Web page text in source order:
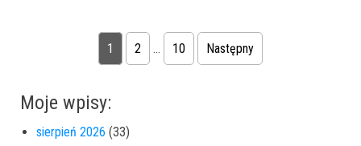
Nawigacja po wpisach
1 2 … 10 Następny
Moje wpisy:
sierpień 2026 (33)